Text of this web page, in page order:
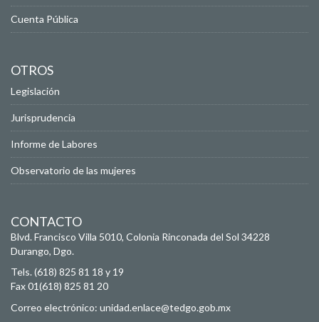
Cuenta Pública
OTROS
Legislación
Jurisprudencia
Informe de Labores
Observatorio de las mujeres
CONTACTO
Blvd. Francisco Villa 5010, Colonia Rinconada del Sol 34228
Durango, Dgo.
Tels. (618) 825 81 18 y 19
Fax 01(618) 825 81 20
Correo electrónico: unidad.enlace@tedgo.gob.mx